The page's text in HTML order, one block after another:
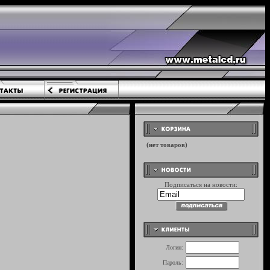
Подписаться на новости:
Логин:
Пароль: